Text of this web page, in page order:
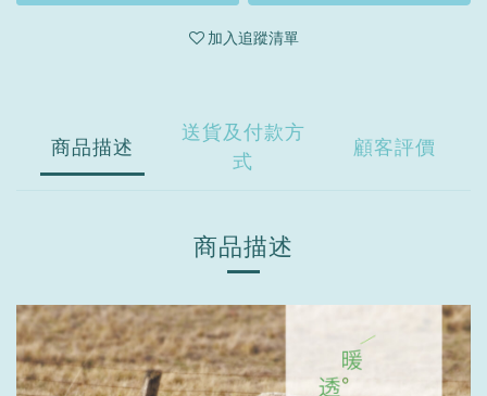
加入追蹤清單
商品描述
送貨及付款方
式
顧客評價
商品描述